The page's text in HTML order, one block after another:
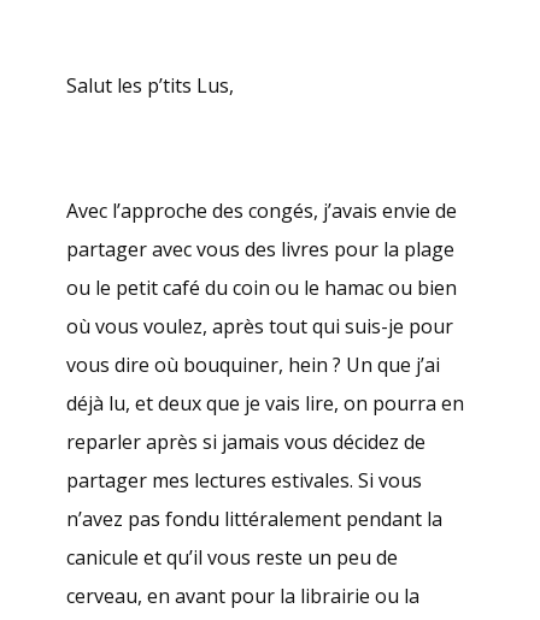
Salut les p’tits Lus,
Avec l’approche des congés, j’avais envie de
partager avec vous des livres pour la plage
ou le petit café du coin ou le hamac ou bien
où vous voulez, après tout qui suis-je pour
vous dire où bouquiner, hein ? Un que j’ai
déjà lu, et deux que je vais lire, on pourra en
reparler après si jamais vous décidez de
partager mes lectures estivales. Si vous
n’avez pas fondu littéralement pendant la
canicule et qu’il vous reste un peu de
cerveau, en avant pour la librairie ou la